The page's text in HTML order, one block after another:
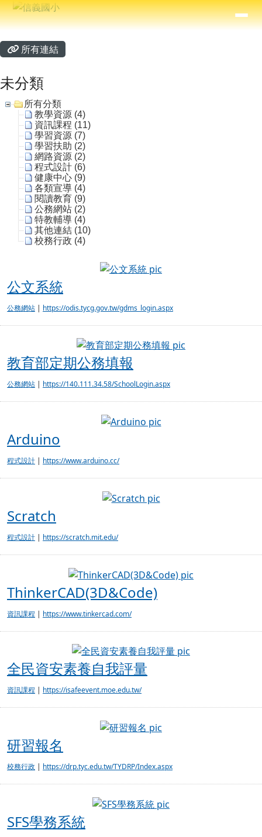
跳至主內容區
信義國小
⏸
導覽列
主內容區域
所有連結
未分類
所有分類
教學資源 (4)
資訊課程 (11)
學習資源 (7)
學習扶助 (2)
網路資源 (2)
程式設計 (6)
健康中心 (9)
各類宣導 (4)
閱讀教育 (9)
公務網站 (2)
特教輔導 (4)
其他連結 (10)
校務行政 (4)
公文系統
公務網站 | https://odis.tycg.gov.tw/gdms_login.aspx
教育部定期公務填報
公務網站 | https://140.111.34.58/SchoolLogin.aspx
Arduino
Arduino
程式設計 | https://www.arduino.cc/
Scratch
Scratch
程式設計 | https://scratch.mit.edu/
ThinkerCAD(3D&Code)
資訊課程 | https://www.tinkercad.com/
全民資安素養自我評量
資訊課程 | https://isafeevent.moe.edu.tw/
研習報名
校務行政 | https://drp.tyc.edu.tw/TYDRP/Index.aspx
SFS學務系統
頁尾區域